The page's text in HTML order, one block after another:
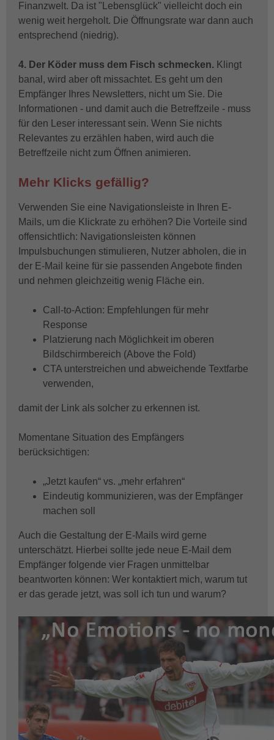
Finanzwelt. Da ist "Lebensglück" vielleicht doch ein
wenig weit hergeholt. Die Öffnungsrate war dann auch
entsprechend (niedrig).
4. Der Köder muss dem Fisch schmecken. Klingt
banal, wird aber oft missachtet. Es geht um den
Empfänger Ihres Newsletters, nicht um Sie. Die
Informationen - und damit auch die Betreffzeile - muss
für den Leser interessant sein. Wenn Sie nichts
Relevantes zu erzählen haben, wird auch die
Betreffzeile nicht zum Öffnen animieren.
Mehr Klicks gefällig?
Verwenden Sie eine Navigationsleiste in Ihren E-
Mails, um die Klickrate zu erhöhen? Die Vorteile sind
offensichtlich: Navigationsleisten können
Impulsbuchungen stimulieren, Nutzer abholen, die in
der E-Mail keine für sie passenden Angebote finden
und nehmen gleichzeitig wenig Fläche ein.
Call-to-Action: Empfehlungen für mehr
Response
Platzierung nach Möglichkeit im oberen
Bildschirmbereich (Above the Fold)
CTA unterstreichen und abweichende Textfarbe
verwenden,
damit der Link als solcher zu erkennen ist.
Momentane Situation des Empfängers
berücksichtigen:
„Jetzt kaufen“ vs. „mehr erfahren“
Eindeutig kommunizieren, was der Empfänger
machen soll
Auch die Gestaltung der E-Mails wird gerne
unterschätzt. Hierbei sollte jede neue E-Mail dem
Empfänger folgende vier Fragen unmittelbar
beantworten können: Wer kontaktiert mich, warum tut
er das gerade jetzt, was soll ich tun und warum?